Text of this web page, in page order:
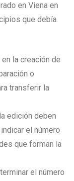
en Viena en
que debía
la creación de
o
transferir la
edición deben
el número
que forman la
el número